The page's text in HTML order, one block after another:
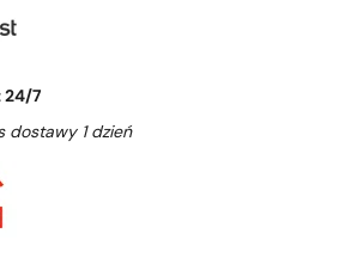
24/7
dostawy 1 dzień